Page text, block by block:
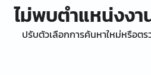
ไม่พบตำแหน่งง
ปรับตัวเลือกการค้นหาใหม่หรือต